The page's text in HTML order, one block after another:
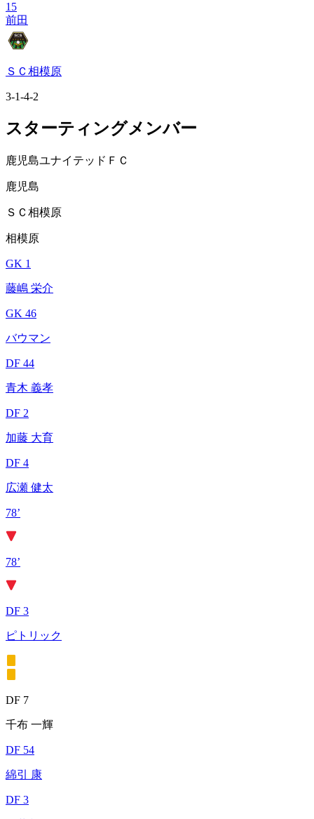
15
前田
ＳＣ相模原
3-1-4-2
スターティングメンバー
鹿児島ユナイテッドＦＣ
鹿児島
ＳＣ相模原
相模原
GK 1
藤嶋 栄介
GK 46
バウマン
DF 44
青木 義孝
DF 2
加藤 大育
DF 4
広瀬 健太
78’
78’
DF 3
ピトリック
DF 7
千布 一輝
DF 54
綿引 康
DF 3